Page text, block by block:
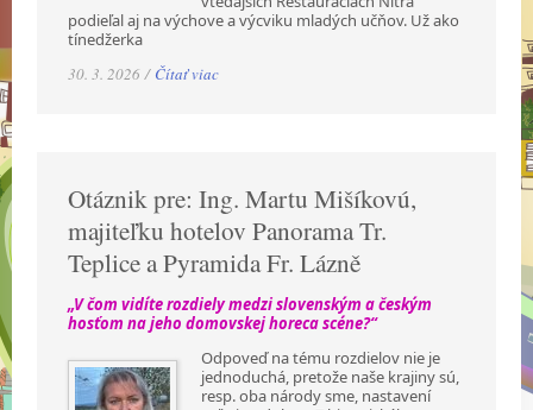
podieľal aj na výchove a výcviku mladých učňov. Už ako
tínedžerka
30. 3. 2026 / Čítať viac
Otáznik pre: Ing. Martu Mišíkovú,
majiteľku hotelov Panorama Tr.
Teplice a Pyramida Fr. Lázně
„V čom vidíte rozdiely medzi slovenským a českým
hosťom na jeho domovskej horeca scéne?“
Odpoveď na tému rozdielov nie je
jednoduchá, pretože naše krajiny sú,
resp. oba národy sme, nastavení